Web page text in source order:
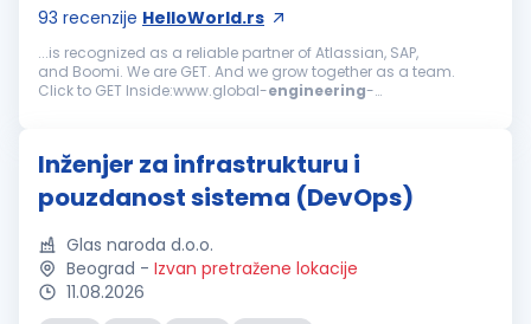
93 recenzije HelloWorld.rs
...is recognized as a reliable partner of Atlassian, SAP,
and Boomi. We are GET. And we grow together as a team.
Click to GET Inside:www.global-engineering-
Inženjer za infrastrukturu i
pouzdanost sistema (DevOps)
Glas naroda d.o.o.
Beograd - Izvan pretražene lokacije
11.08.2026